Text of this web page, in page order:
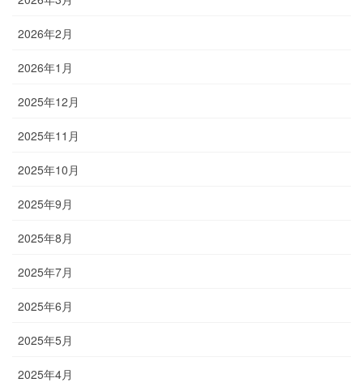
2026年2月
2026年1月
2025年12月
2025年11月
2025年10月
2025年9月
2025年8月
2025年7月
2025年6月
2025年5月
2025年4月